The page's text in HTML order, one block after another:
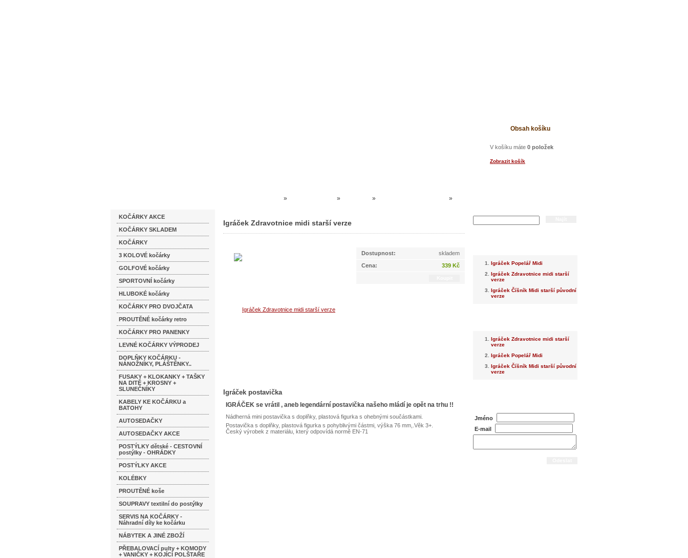
Obsah košíku
V košíku máte 0 položek
Zobrazit košík
KOČÁRKY AKCE
KOČÁRKY SKLADEM
KOČÁRKY
3 KOLOVÉ kočárky
GOLFOVÉ kočárky
SPORTOVNÍ kočárky
HLUBOKÉ kočárky
KOČÁRKY PRO DVOJČATA
PROUTĚNÉ kočárky retro
KOČÁRKY PRO PANENKY
LEVNÉ KOČÁRKY VÝPRODEJ
DOPLŇKY KOČÁRKU -
NÁNOŽNÍKY, PLÁŠTĚNKY..
FUSAKY + KLOKANKY + TAŠKY
NA DITĚ + KROSNY +
SLUNEČNÍKY
KABELY KE KOČÁRKU a
BATOHY
AUTOSEDAČKY
AUTOSEDAČKY AKCE
POSTÝLKY dětské - CESTOVNÍ
postýlky - OHRÁDKY
POSTÝLKY AKCE
KOLÉBKY
PROUTĚNÉ koše
SOUPRAVY textilní do postýlky
SERVIS NA KOČÁRKY -
Náhradní díly ke kočárku
NÁBYTEK A JINÉ ZBOŽÍ
PŘEBALOVACÍ pulty + KOMODY
+ VANIČKY + KOJÍCÍ POLŠTAŘE
» » » »
Igráček Zdravotnice midi starší verze
Igráček Zdravotnice midi starší verze
Dostupnost:
skladem
Cena:
339 Kč
Igráček postavička
IGRÁČEK se vrátil , aneb legendární postavička našeho mládí je opět na trhu !!
Nádherná mini postavička s doplňky, plastová figurka s ohebnými součástkami.
Postavička s doplňky, plastová figurka s pohyblivými částmi, výška 76 mm,.Věk 3+.
Český výrobek z materiálu, který odpovídá normě EN-71
Igráček Popelář Midi
Igráček Zdravotnice midi starší
verze
Igráček Číšník Midi starší původní
verze
Igráček Zdravotnice midi starší
verze
Igráček Popelář Midi
Igráček Číšník Midi starší původní
verze
Jméno
E-mail